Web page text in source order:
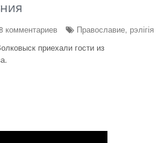
комментариев
Православие, рэлігія
приехали гости из